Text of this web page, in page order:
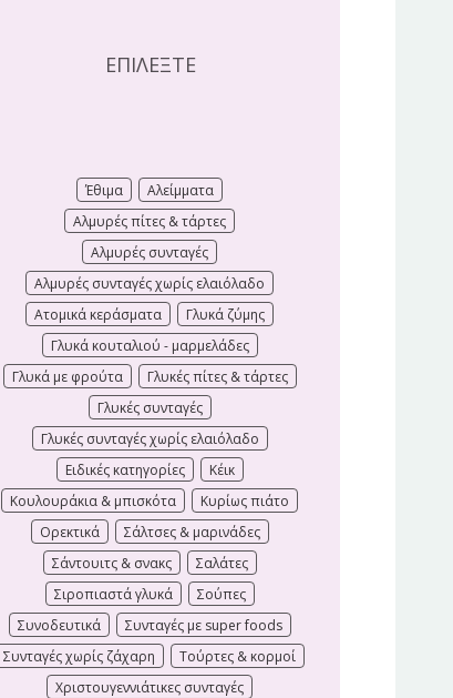
ΕΠΙΛΕΞΤΕ
Έθιμα
Αλείμματα
Αλμυρές πίτες & τάρτες
Αλμυρές συνταγές
Αλμυρές συνταγές χωρίς ελαιόλαδο
Ατομικά κεράσματα
Γλυκά ζύμης
Γλυκά κουταλιού - μαρμελάδες
Γλυκά με φρούτα
Γλυκές πίτες & τάρτες
Γλυκές συνταγές
Γλυκές συνταγές χωρίς ελαιόλαδο
Ειδικές κατηγορίες
Κέικ
Κουλουράκια & μπισκότα
Κυρίως πιάτο
Ορεκτικά
Σάλτσες & μαρινάδες
Σάντουιτς & σνακς
Σαλάτες
Σιροπιαστά γλυκά
Σούπες
Συνοδευτικά
Συνταγές με super foods
Συνταγές χωρίς ζάχαρη
Τούρτες & κορμοί
Χριστουγεννιάτικες συνταγές